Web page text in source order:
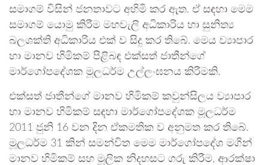
සමාගම් විසින් ජනතාවට අහිමි කර ඇත. ඒ සඳහා මෙම
සමාගම් යොමු කිරීම මහවැලි අධිකාරිය හා සුනිත්‍ය
බලශක්ති අධිකාරිය එක් ව සිදු කර තිබේ. මෙය ව්‍යාපාර
හා මානව හිමිකම් පිළිබඳ එක්සත් ජාතීන්ගේ
මාර්ගෝපදේශක මූලධර්ම උල්ලංඝනය කිරීමකි.
එක්සත් ජාතීන්ගේ මානව හිමිකම් කවුන්සිලය ව්‍යාපාර
හා මානව හිමිකම් සඳහා මාර්ගෝපදේශක මූලධර්ම
2011 ජුනි 16 වන දින ඒකමතික ව අනුමත කර තිබේ.
මූලධර්ම 31 කින් සමන්විත මෙම මාර්ගෝපදේශ මගින්
මානව හිමිකම් සහ මූලික නිදහසට ගරු කිරීම, ආරක්ෂා